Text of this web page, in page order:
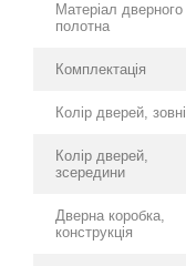
Матеріал дверного
полотна
Комплектація
Колір дверей, зовні
Колір дверей,
зсередини
Дверна коробка,
конструкція